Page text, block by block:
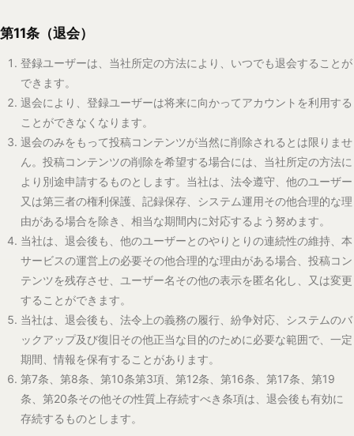
条、第20条その他その性質上存続すべき条項は、退会後も有効に
第12条（非保証及び免責）
当社は、本サービスが、特定の目的に適合すること、期待する機
能、商品的価値、正確性、完全性、継続性、安全性、信頼性、有用
性、適法性、最新性、第三者権利を侵害しないこと等について、明
示又は黙示を問わず保証しません。
本サービス上に表示されるレビュー、コメント、スコアその他の投
稿コンテンツ及び楽曲、アルバム、アーティスト等に関する情報に
は、外部サービス由来の情報が含まれる場合があります。当社は、
ません。
ユーザー間又はユーザーと第三者との間で生じた取引、連絡、紛争
その他一切の関係について、当社の責めに帰すべき事由がある場合
を除き、当社は責任を負いません。
当社は、通信回線、サーバー、外部サービス、端末環境その他当社
の責めに帰することができない事由に起因してユーザーに生じた損
害について、責任を負いません。
当社が本サービスに関してユーザーに対して損害賠償責任を負う場
合であっても、当社の故意又は重過失による場合を除き、当社は、